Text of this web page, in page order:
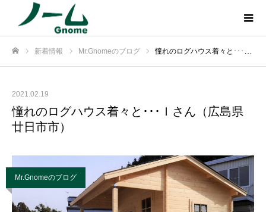
新着情報 Mr.Gnomeのブログ 憧れのログハウス着々と･･･Ｉさん（広島県廿日市市）
2021.02.19
憧れのログハウス着々と･･･Ｉさん（広島県
廿日市市）
Mr.Gnomeのブログ